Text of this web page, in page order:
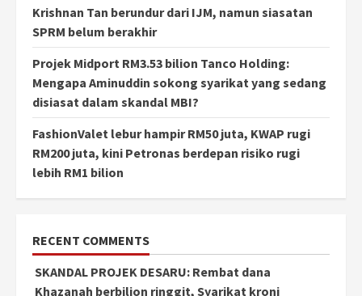
Krishnan Tan berundur dari IJM, namun siasatan
SPRM belum berakhir
Projek Midport RM3.53 bilion Tanco Holding:
Mengapa Aminuddin sokong syarikat yang sedang
disiasat dalam skandal MBI?
FashionValet lebur hampir RM50 juta, KWAP rugi
RM200 juta, kini Petronas berdepan risiko rugi
lebih RM1 bilion
RECENT COMMENTS
SKANDAL PROJEK DESARU: Rembat dana
Khazanah berbilion ringgit, Syarikat kroni